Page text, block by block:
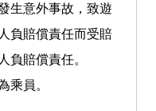
生意外事故，致遊
負賠償責任而受賠
負賠償責任。
乘員。